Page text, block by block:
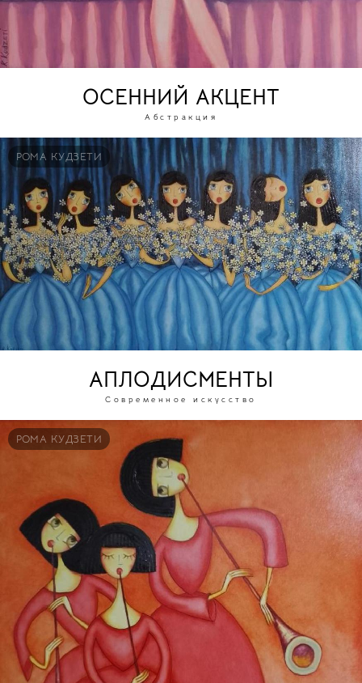
ОСЕННИЙ АКЦЕНТ
Абстракция
РОМА КУДЗЕТИ
АПЛОДИСМЕНТЫ
Современное искусство
РОМА КУДЗЕТИ